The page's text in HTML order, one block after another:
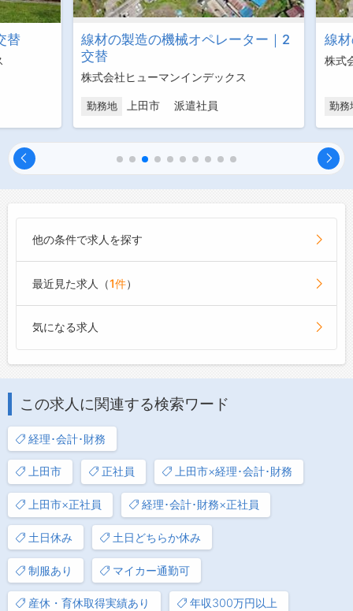
線材の製造の機械オペレーター｜2
交替
株式会社ヒューマンインデックス
勤務地 上田市 派遣社員
線材
株式
勤務地
他の条件で求人を探す
最近見た求人（1件）
気になる求人
この求人に関連する検索ワード
経理･会計･財務
上田市 正社員 上田市×経理･会計･財務
上田市×正社員 経理･会計･財務×正社員
土日休み 土日どちらか休み
制服あり マイカー通勤可
産休・育休取得実績あり 年収300万円以上